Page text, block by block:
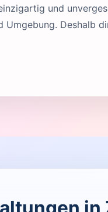
und
Umgebung. Deshalb